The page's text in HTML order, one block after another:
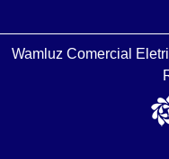
Wamluz Comercial